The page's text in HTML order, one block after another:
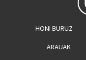
HONI BURUZ
ARAUAK